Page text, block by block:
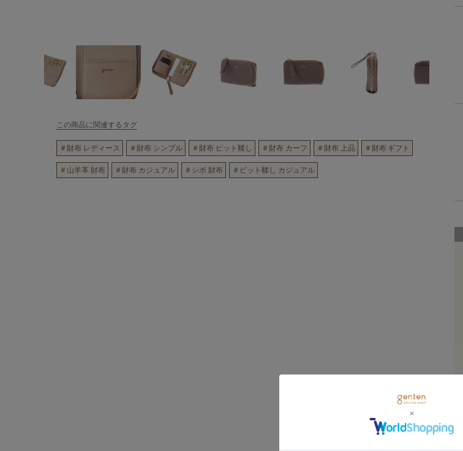
この商品に関連するタグ
＃財布 レディース ＃財布 シンプル ＃財布 ピット鞣し ＃財布 カーフ ＃財布 上品 ＃財布 ギフト
＃山羊革 財布 ＃財布 カジュアル ＃シボ 財布 ＃ピット鞣し カジュアル